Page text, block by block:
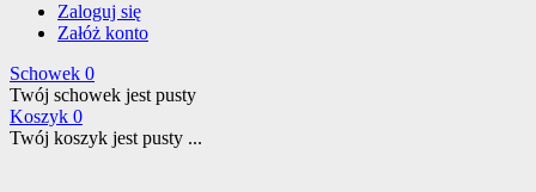
Zaloguj się
Załóż konto
Schowek 0
Twój schowek jest pusty
Koszyk 0
Twój koszyk jest pusty ...